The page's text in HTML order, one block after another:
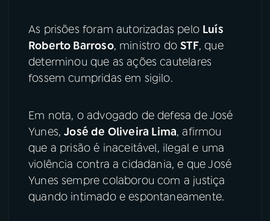
As prisões foram autorizadas pelo Luís
Roberto Barroso, ministro doSTF, que
determinou que as ações cautelares
fossem cumpridas em sigilo.
Em nota, o advogado de defesa de José
Yunes,José de Oliveira Lima, afirmou
que a prisão é inaceitável, ilegal e uma
violência contra a cidadania, e que José
Yunes sempre colaborou com a justiça
quando intimado e espontaneamente.